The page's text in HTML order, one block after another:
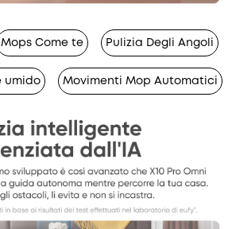
Mops Come te Pulizia Degli Angoli
umido Movimenti Mop Automatici